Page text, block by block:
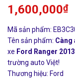
1,600,000₫
Mã sản phẩm:
Tên sản phẩm: Càng
xe Ford Ranger
trường auto Việt!
Thương hiệu: Ford